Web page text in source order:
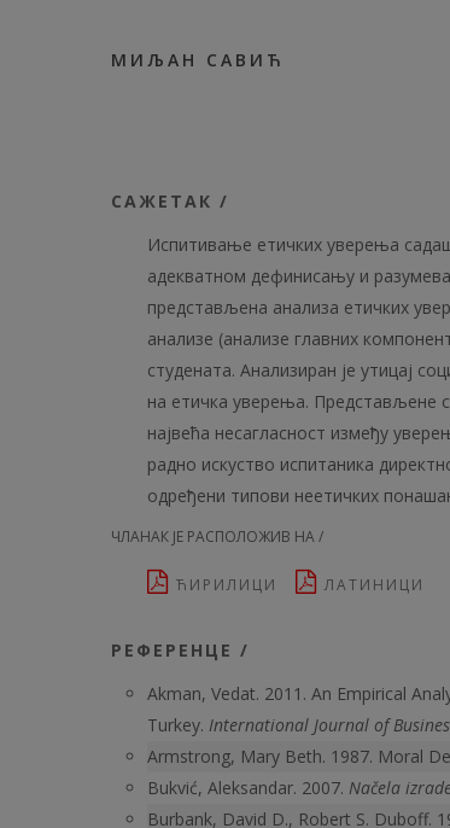
МИЉАН САВИЋ
САЖЕТАК /
Испитивање етичких уверења
адекватном дефинисању и
представљена анализа етичких
анализе (анализе главних
студената. Анализиран је утицај
на етичка уверења. Представљене
највећа несагласност између
радно искуство испитаника
одређени типови неетичких
ЧЛАНАК ЈЕ РАСПОЛОЖИВ НА /
ЋИРИЛИЦИ ЛАТИНИЦИ
РЕФЕРЕНЦЕ /
Akman, Vedat. 2011. An Empirical
Turkey. International Journal of
Armstrong, Mary Beth. 1987. Moral
Bukvić, Aleksandar. 2007. Načela
Burbank, David D., Robert S. Duboff.